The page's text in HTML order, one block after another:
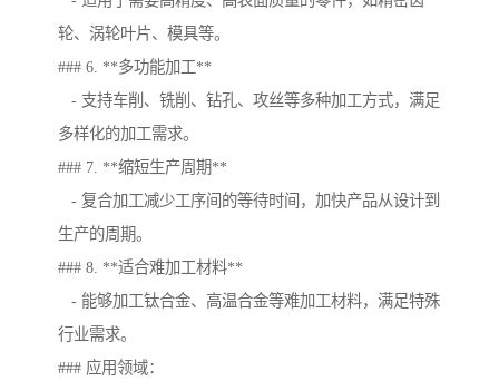
轮、涡轮叶片、模具等。
### 6. **多功能加工**
- 支持车削、铣削、钻孔、攻丝等多种加工方式，满足
多样化的加工需求。
### 7. **缩短生产周期**
- 复合加工减少工序间的等待时间，加快产品从设计到
生产的周期。
### 8. **适合难加工材料**
- 能够加工钛合金、高温合金等难加工材料，满足特殊
行业需求。
### 应用领域：